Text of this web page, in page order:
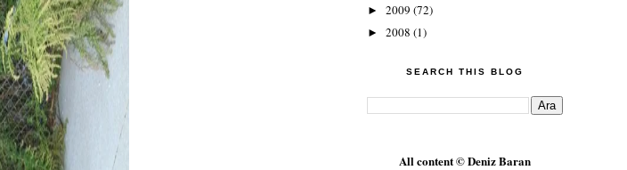
► 2009 (72)
► 2008 (1)
SEARCH THIS BLOG
All content © Deniz Baran